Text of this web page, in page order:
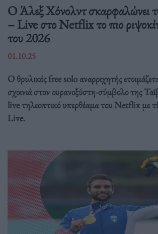
Ο Άλεξ Χόνολντ σκαρφαλώνει
– Live στο Netflix το πιο
του 2026
01.10.25
Ο θρυλικός free solo αναρριχητής
σχοινιά στον ουρανοξύστη-σύμβολο της
live τηλεοπτικό υπερθέαμα του Netflix με
Live.